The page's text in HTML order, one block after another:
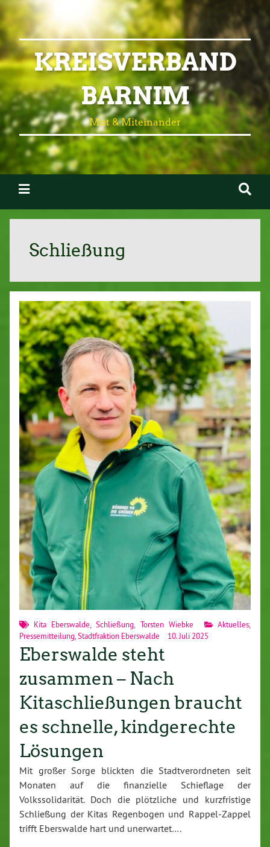
KREISVERBAND
BARNIM
Mut & Miteinander
Schließung
Kita Eberswalde ,Schließung Torsten Wiebke Aktuelles
Pressemitteilung Stadtfraktion Eberswalde 10. Juli 2025
Eberswalde steht
zusammen – Nach
Kitaschließungen braucht
es schnelle, kindgerechte
Lösungen
Mit großer Sorge blickten die Stadtverordneten seit
Monaten auf die finanzielle Schieflage der
Volkssolidarität. Doch die plötzliche und kurzfristige
Schließung der Kitas Regenbogen und Rappel-Zappel
trifft Eberswalde hart und unerwartet….